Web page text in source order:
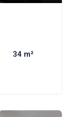
34 m²